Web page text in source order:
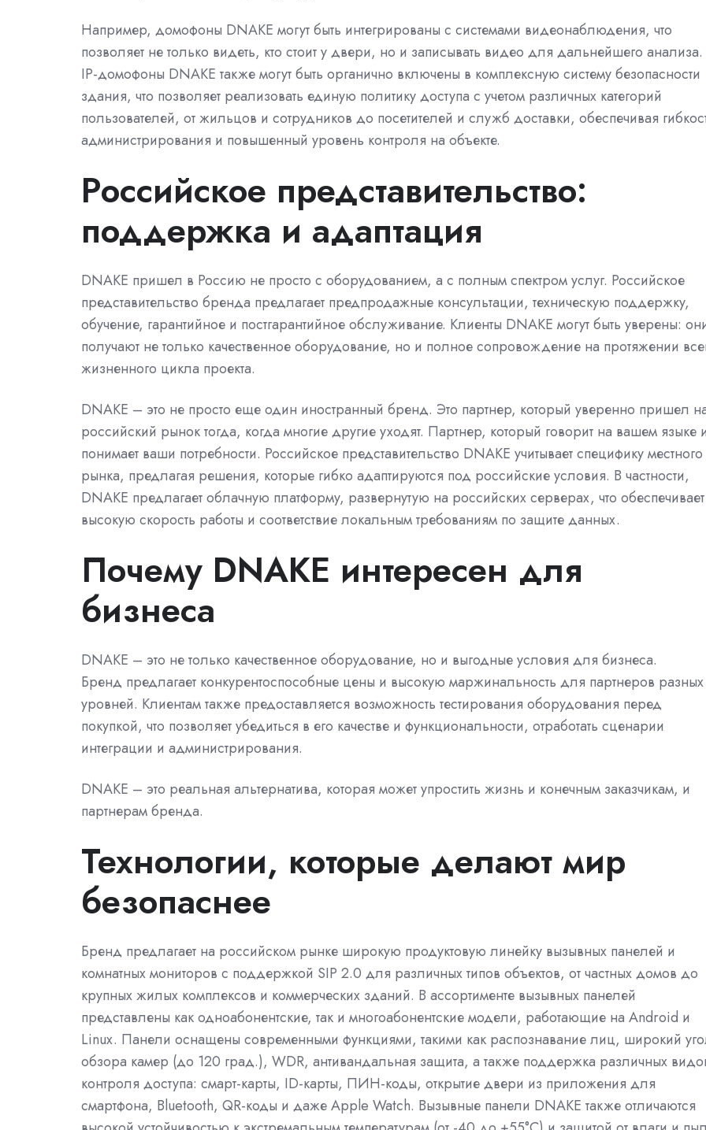
Например, домофоны DNAKE могут быть интегрированы с системами видеонаблюдения, что
позволяет не только видеть, кто стоит у двери, но и записывать видео для дальнейшего анализа.
IP-домофоны DNAKE также могут быть органично включены в комплексную систему безопасности
здания, что позволяет реализовать единую политику доступа с учетом различных категорий
пользователей, от жильцов и сотрудников до посетителей и служб доставки, обеспечивая
администрирования и повышенный уровень контроля на объекте.
Российское представительство:
поддержка и адаптация
DNAKE пришел в Россию не просто с оборудованием, а с полным спектром услуг. Российское
представительство бренда предлагает предпродажные консультации, техническую поддержку,
обучение, гарантийное и постгарантийное обслуживание. Клиенты DNAKE могут быть уверены:
получают не только качественное оборудование, но и полное сопровождение на протяжении
жизненного цикла проекта.
DNAKE – это не просто еще один иностранный бренд. Это партнер, который уверенно пришел
российский рынок тогда, когда многие другие уходят. Партнер, который говорит на вашем языке
понимает ваши потребности. Российское представительство DNAKE учитывает специфику местного
рынка, предлагая решения, которые гибко адаптируются под российские условия. В частности,
DNAKE предлагает облачную платформу, развернутую на российских серверах, что обеспечивает
высокую скорость работы и соответствие локальным требованиям по защите данных.
Почему DNAKE интересен для
бизнеса
DNAKE – это не только качественное оборудование, но и выгодные условия для бизнеса.
Бренд предлагает конкурентоспособные цены и высокую маржинальность для партнеров разных
уровней. Клиентам также предоставляется возможность тестирования оборудования перед
покупкой, что позволяет убедиться в его качестве и функциональности, отработать сценарии
интеграции и администрирования.
DNAKE – это реальная альтернатива, которая может упростить жизнь и конечным заказчикам, и
партнерам бренда.
Технологии, которые делают мир
безопаснее
Бренд предлагает на российском рынке широкую продуктовую линейку вызывных панелей и
комнатных мониторов с поддержкой SIP 2.0 для различных типов объектов, от частных домов до
крупных жилых комплексов и коммерческих зданий. В ассортименте вызывных панелей
представлены как одноабонентские, так и многоабонентские модели, работающие на Android и
Linux. Панели оснащены современными функциями, такими как распознавание лиц, широкий
обзора камер (до 120 град.), WDR, антивандальная защита, а также поддержка различных
контроля доступа: смарт-карты, ID-карты, ПИН-коды, открытие двери из приложения для
смартфона, Bluetooth, QR-коды и даже Apple Watch. Вызывные панели DNAKE также отличаются